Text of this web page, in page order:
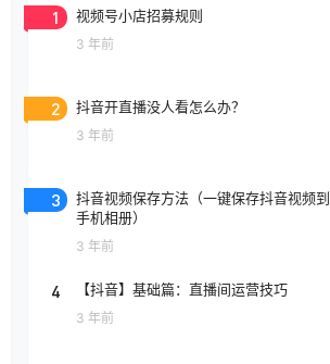
1 视频号小店招募规则
3 年前
2 抖音开直播没人看怎么办？
3 年前
3
抖音视频保存方法（一键保存抖音视频到
手机相册）
3 年前
4 【抖音】基础篇：直播间运营技巧
3 年前